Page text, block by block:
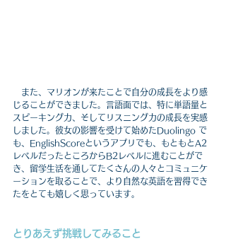
また、マリオンが来たことで自分の成長をより感
じることができました。言語面では、特に単語量と
スピーキング力、そしてリスニング力の成長を実感
しました。彼女の影響を受けて始めたDuolingo で
も、EnglishScoreというアプリでも、もともとA2
レベルだったところからB2レベルに進むことがで
き、留学生活を通してたくさんの人々とコミュニケ
ーションを取ることで、より自然な英語を習得でき
たをとても嬉しく思っています。
とりあえず挑戦してみること